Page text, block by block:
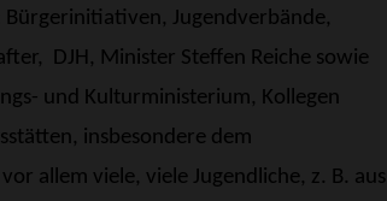
Bürgerinitiativen, Jugendverbände,
DJH, Minister Steffen Reiche sowie
und Kulturministerium, Kollegen
insbesondere dem
allem viele, viele Jugendliche, z. B. aus